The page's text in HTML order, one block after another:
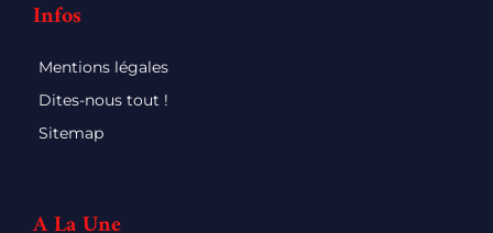
Infos
Mentions légales
Dites-nous tout !
Sitemap